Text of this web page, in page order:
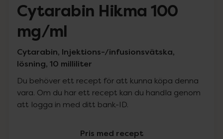
Cytarabin Hikma 100
mg/ml
Cytarabin, Injektions-/infusionsvätska,
lösning, 10 milliliter
Du behöver ett recept för att kunna köpa denna
vara. Om du har ett recept kan du handla genom
att logga in med ditt bank-ID.
Pris med recept